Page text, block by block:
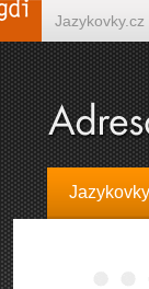
Jazykovky.cz
Španělština